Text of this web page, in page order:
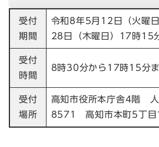
受付
期間
令和8年5月12日（火曜
28日（木曜日）17時15
受付
時間
8時30分から17時15分
受付
場所
高知市役所本庁舎4階
8571 高知市本町5丁目